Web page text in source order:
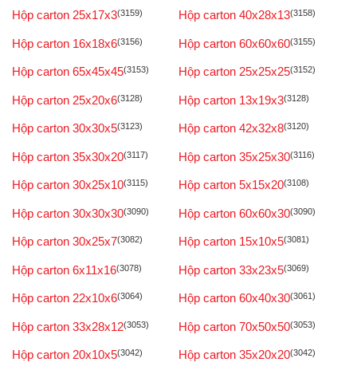
Hộp carton 25x17x3(3159) Hộp carton 40x28x13(3158)
Hộp carton 16x18x6(3156) Hộp carton 60x60x60(3155)
Hộp carton 65x45x45(3153) Hộp carton 25x25x25(3152)
Hộp carton 25x20x6(3128) Hộp carton 13x19x3(3128)
Hộp carton 30x30x5(3123) Hộp carton 42x32x8(3120)
Hộp carton 35x30x20(3117) Hộp carton 35x25x30(3116)
Hộp carton 30x25x10(3115) Hộp carton 5x15x20(3108)
Hộp carton 30x30x30(3090) Hộp carton 60x60x30(3090)
Hộp carton 30x25x7(3082) Hộp carton 15x10x5(3081)
Hộp carton 6x11x16(3078) Hộp carton 33x23x5(3069)
Hộp carton 22x10x6(3064) Hộp carton 60x40x30(3061)
Hộp carton 33x28x12(3053) Hộp carton 70x50x50(3053)
Hộp carton 20x10x5(3042) Hộp carton 35x20x20(3042)